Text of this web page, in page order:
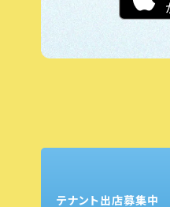
テナント出店募集中